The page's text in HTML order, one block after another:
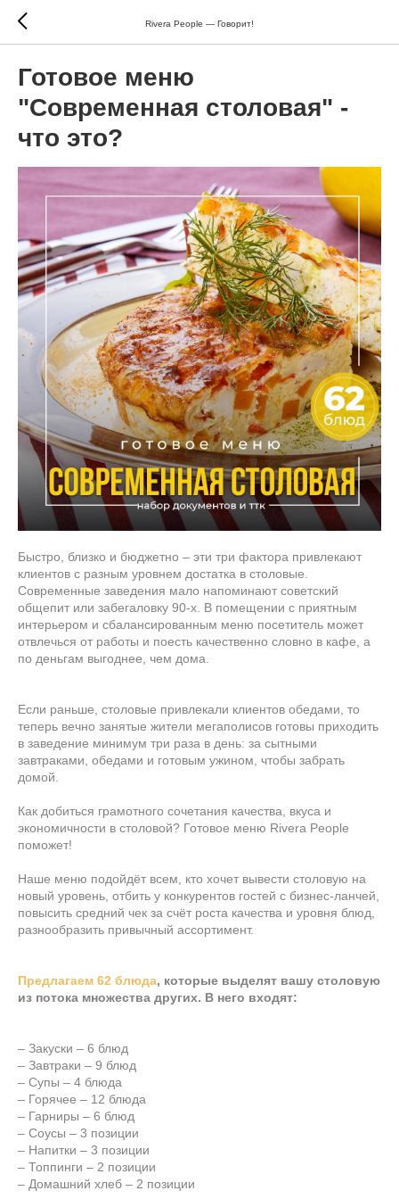
Rivera People — Говорит!
Готовое меню
"Современная столовая" -
что это?
Быстро, близко и бюджетно – эти три фактора привлекают
клиентов с разным уровнем достатка в столовые.
Современные заведения мало напоминают советский
общепит или забегаловку 90-х. В помещении с приятным
интерьером и сбалансированным меню посетитель может
отвлечься от работы и поесть качественно словно в кафе, а
по деньгам выгоднее, чем дома.
Если раньше, столовые привлекали клиентов обедами, то
теперь вечно занятые жители мегаполисов готовы приходить
в заведение минимум три раза в день: за сытными
завтраками, обедами и готовым ужином, чтобы забрать
домой.
Как добиться грамотного сочетания качества, вкуса и
экономичности в столовой? Готовое меню Rivera People
поможет!
Наше меню подойдёт всем, кто хочет вывести столовую на
новый уровень, отбить у конкурентов гостей с бизнес-ланчей,
повысить средний чек за счёт роста качества и уровня блюд,
разнообразить привычный ассортимент.
Предлагаем 62 блюда, которые выделят вашу столовую
из потока множества других. В него входят:
– Закуски – 6 блюд
– Завтраки – 9 блюд
– Супы – 4 блюда
– Горячее – 12 блюда
– Гарниры – 6 блюд
– Соусы – 3 позиции
– Напитки – 3 позиции
– Топпинги – 2 позиции
– Домашний хлеб – 2 позиции